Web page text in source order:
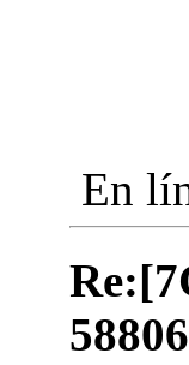
En
58806